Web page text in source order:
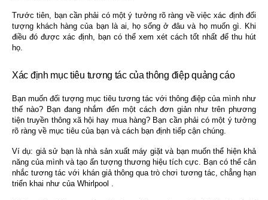
Trước tiên, bạn cần phải có một ý tưởng rõ ràng về việc xác định đối
tượng khách hàng của bạn là ai, họ sống ở đâu và họ muốn gì. Khi
điều đó được xác định, bạn có thể xem xét cách tốt nhất để thu hút
họ.
Xác định mục tiêu tương tác của thông điệp quảng cáo
Bạn muốn đối tượng mục tiêu tương tác với thông điệp của mình như
thế nào? Bạn đang nhắm đến một cách đơn giản như trên phương
tiện truyền thông xã hội hay mua hàng? Bạn cần phải có một ý tưởng
rõ ràng về mục tiêu của bạn và cách bạn định tiếp cận chúng.
Ví dụ: giả sử bạn là nhà sản xuất máy giặt và bạn muốn thể hiện khả
năng của mình và tạo ấn tượng thương hiệu tích cực. Bạn có thể cân
nhắc tương tác với khán giả thông qua trò chơi tương tác, chẳng hạn
triển khai như của Whirlpool .